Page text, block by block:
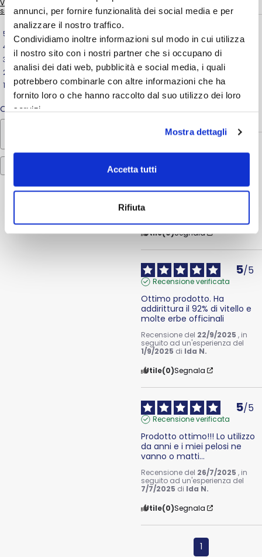
annunci, per fornire funzionalità dei social media e per
analizzare il nostro traffico.
Condividiamo inoltre informazioni sul modo in cui utilizza
il nostro sito con i nostri partner che si occupano di
analisi dei dati web, pubblicità e social media, i quali
potrebbero combinarle con altre informazioni che ha
fornito loro o che hanno raccolto dal suo utilizzo dei loro
servizi.
Mostra dettagli
Accetta tutti
Rifiuta
Vedi tutte le recensioni su questo
sito
5 stelle
4
3
stelle
0
2
stelle
0
1
stella 1
Ordina le recensioni
5/
Prodotto eccellente
Recensione del 17/2/2026
seguito ad un'esperienza del
29/1/2026 diD.P.
5/5
Recensione verificata
seguito ad un'esperienza del
22/11/2025
Utile(0)Segnala
5/5
Recensione verificata
Ottimo prodotto. Ha
addirittura il 92% di vitello e
molte erbe officinali
Recensione del 22/9/2025 , in
seguito ad un'esperienza del
1/9/2025 di Ida N.
Utile(0)Segnala
5/5
Recensione verificata
Prodotto ottimo!!! Lo utilizzo
da anni e i miei pelosi ne
vanno o matti...
Recensione del 26/7/2025 , in
seguito ad un'esperienza del
7/7/2025 di Ida N.
Utile(0)Segnala
1